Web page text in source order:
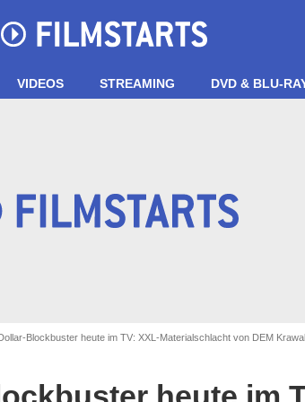
VIDEOS STREAMING DVD & BLU-
Blockbuster heute im TV: XXL-Materialschlacht von DEM